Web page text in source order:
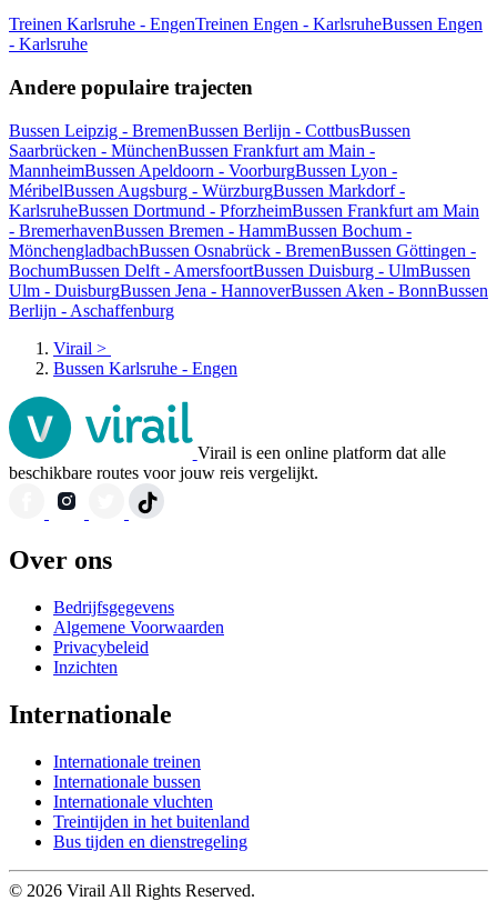
Treinen Karlsruhe - EngenTreinen Engen - KarlsruheBussen Engen
- Karlsruhe
Andere populaire trajecten
Bussen Leipzig - BremenBussen Berlijn - CottbusBussen
Saarbrücken - MünchenBussen Frankfurt am Main -
MannheimBussen Apeldoorn - VoorburgBussen Lyon -
MéribelBussen Augsburg - WürzburgBussen Markdorf -
KarlsruheBussen Dortmund - PforzheimBussen Frankfurt am Main
- BremerhavenBussen Bremen - HammBussen Bochum -
MönchengladbachBussen Osnabrück - BremenBussen Göttingen -
BochumBussen Delft - AmersfoortBussen Duisburg - UlmBussen
Ulm - DuisburgBussen Jena - HannoverBussen Aken - BonnBussen
Berlijn - Aschaffenburg
Virail >
Bussen Karlsruhe - Engen
Virail is een online platform dat alle
beschikbare routes voor jouw reis vergelijkt.
Over ons
Bedrijfsgegevens
Algemene Voorwaarden
Privacybeleid
Inzichten
Internationale
Internationale treinen
Internationale bussen
Internationale vluchten
Treintijden in het buitenland
Bus tijden en dienstregeling
© 2026 Virail All Rights Reserved.